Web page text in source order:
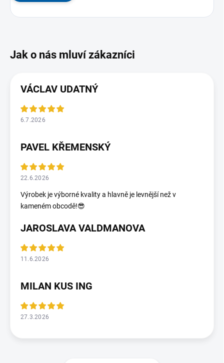
VÁCLAV UDATNÝ
6.7.2026
PAVEL KŘEMENSKÝ
22.6.2026
Výrobek je výborné kvality a hlavně je levnější než v
kameném obcodě!😎
JAROSLAVA VALDMANOVA
11.6.2026
MILAN KUS ING
27.3.2026